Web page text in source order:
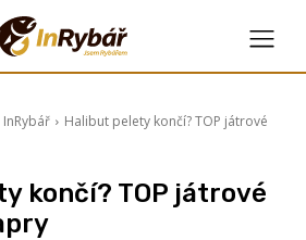
Halibut pelety končí? TOP játrové
končí? TOP játrové